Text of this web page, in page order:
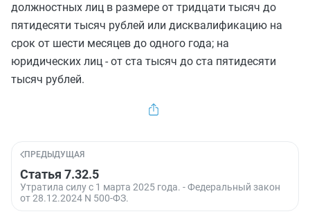
должностных лиц в размере от тридцати тысяч до
пятидесяти тысяч рублей или дисквалификацию на
срок от шести месяцев до одного года; на
юридических лиц - от ста тысяч до ста пятидесяти
тысяч рублей.
ПРЕДЫДУЩАЯ
Статья 7.32.5
Утратила силу с 1 марта 2025 года. - Федеральный закон
от 28.12.2024 N 500-ФЗ.